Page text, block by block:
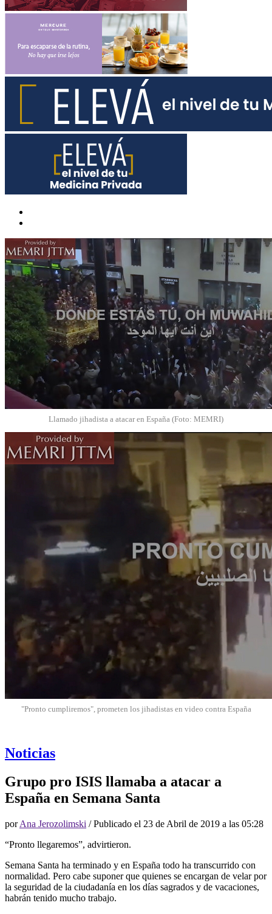
Llamado jihadista a atacar en España (Foto: MEMRI)
"Pronto cumpliremos", prometen los jihadistas en video contra España
Noticias
Grupo pro ISIS llamaba a atacar a
España en Semana Santa
porAna Jerozolimski / Publicado el 23 de Abril de 2019 a las 05:28
“Pronto llegaremos”, advirtieron.
Semana Santa ha terminado y en España todo ha transcurrido con
normalidad. Pero cabe suponer que quienes se encargan de velar por
la seguridad de la ciudadanía en los días sagrados y de vacaciones,
habrán tenido mucho trabajo.